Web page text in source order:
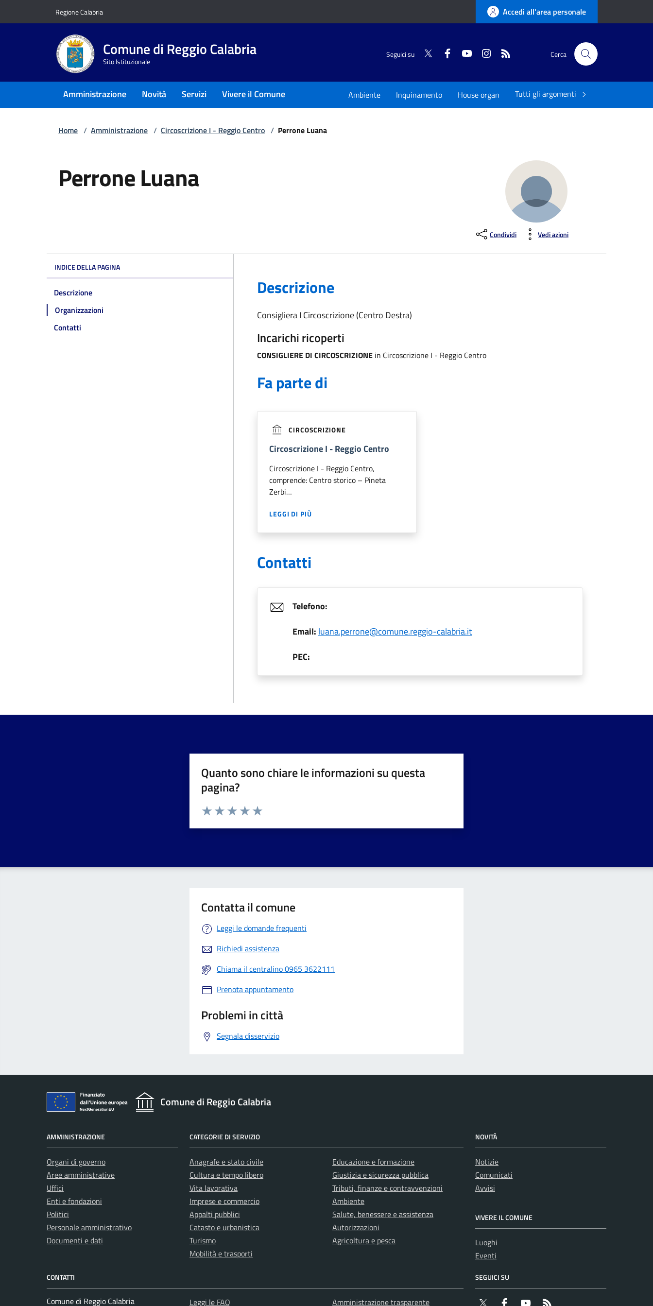
Regione Calabria Accedi all'area personale
Comune di Reggio Calabria
Sito Istituzionale
Seguici su Twitter FacebookYouTubeInstagram Cerca
Amministrazione Novità Servizi Vivere il Comune Ambiente Inquinamento House organ Tutti gli argomenti
Home / Amministrazione / Circoscrizione I - Reggio Centro / Perrone Luana
Perrone Luana
Condividi Vedi azioni
INDICE DELLA PAGINA
Descrizione
Organizzazioni
Contatti
Descrizione
Consigliera I Circoscrizione (Centro Destra)
Incarichi ricoperti
CONSIGLIERE DI CIRCOSCRIZIONE in Circoscrizione I - Reggio Centro
Fa parte di
CIRCOSCRIZIONE
Circoscrizione I - Reggio Centro
Circoscrizione I - Reggio Centro,
comprende: Centro storico – Pineta
Zerbi…
LEGGI DI PIÙ
Contatti
Telefono:
Email: luana.perrone@comune.reggio-calabria.it
PEC:
Quanto sono chiare le informazioni su questa
pagina?
Valuta da 1 a 5 stelle la pagina
Contatta il comune
Leggi le domande frequenti
Richiedi assistenza
Chiama il centralino 0965 3622111
Prenota appuntamento
Problemi in città
Segnala disservizio
Comune di Reggio Calabria
AMMINISTRAZIONE
Organi di governo
Aree amministrative
Uffici
Enti e fondazioni
Politici
Personale amministrativo
Documenti e dati
CATEGORIE DI SERVIZIO
Anagrafe e stato civile
Cultura e tempo libero
Vita lavorativa
Imprese e commercio
Appalti pubblici
Catasto e urbanistica
Turismo
Mobilità e trasporti
Educazione e formazione
Giustizia e sicurezza pubblica
Tributi, finanze e contravvenzioni
Ambiente
Salute, benessere e assistenza
Autorizzazioni
Agricoltura e pesca
NOVITÀ
Notizie
Comunicati
Avvisi
VIVERE IL COMUNE
Luoghi
Eventi
CONTATTI
Comune di Reggio Calabria Leggi le FAQ Amministrazione trasparente
SEGUICI SU
Twitter Facebook YouTube